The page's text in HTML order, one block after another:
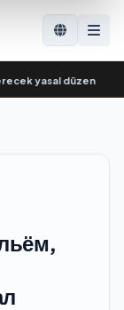
yasal düzenlemeler